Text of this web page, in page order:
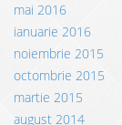
mai 2016
ianuarie 2016
noiembrie 2015
octombrie 2015
martie 2015
august 2014